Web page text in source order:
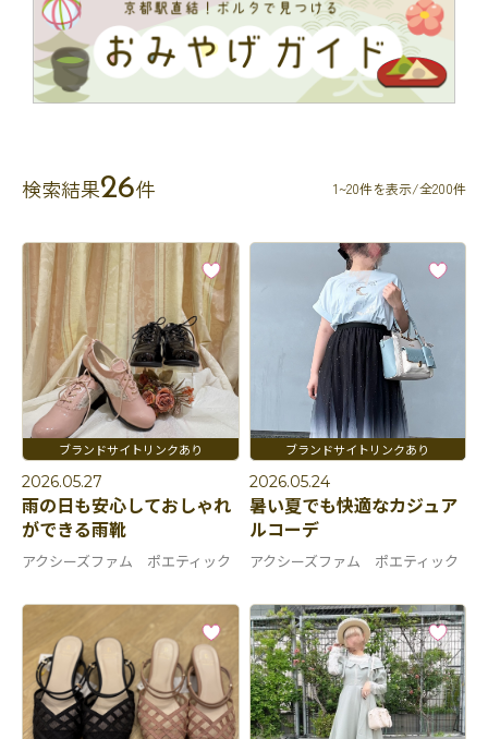
検索結果26件 1~20件を表示/全200件
2026.05.27
雨の日も安心しておしゃれ
ができる雨靴
アクシーズファム ポエティック
2026.05.24
暑い夏でも快適なカジュア
ルコーデ
アクシーズファム ポエティック